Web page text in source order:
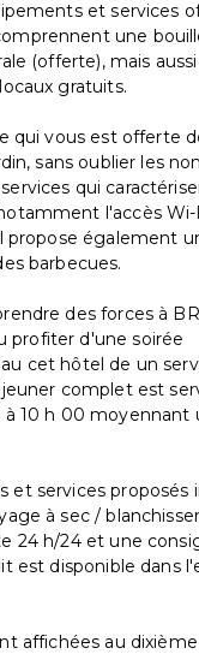
et services
une
(offerte), mais
gratuits.
qui vous est offerte
sans oublier les
qui
l'accès
propose également
barbecues.
des forces à
profiter d'une soirée
cet hôtel de un
complet est
10 h 00 moyennant
et services proposés
à sec /
24 h/24 et une
est disponible dans
affichées au